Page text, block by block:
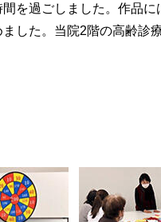
を過ごしました。作品に
した。当院2階の高齢診